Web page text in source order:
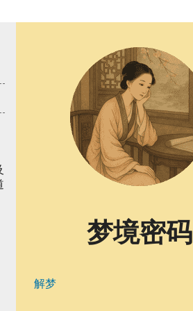
梦境密码
解梦